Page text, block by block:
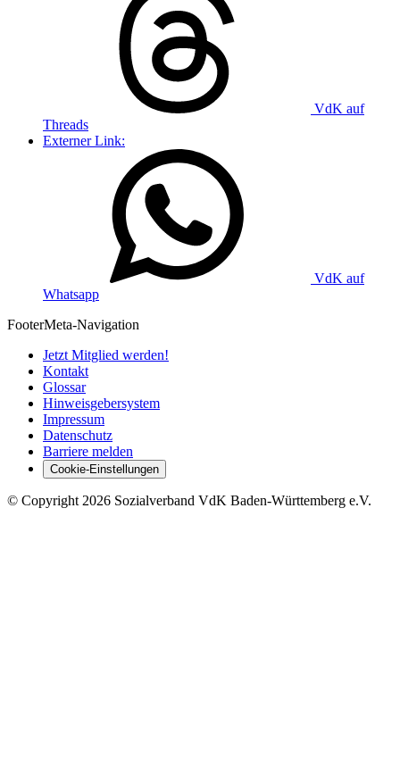
VdK auf
Threads
Externer Link:
VdK auf
Whatsapp
FooterMeta-Navigation
Jetzt Mitglied werden!
Kontakt
Glossar
Hinweisgebersystem
Impressum
Datenschutz
Barriere melden
Cookie-Einstellungen
© Copyright 2026 Sozialverband VdK Baden-Württemberg e.V.